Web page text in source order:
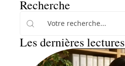
Recherche
Les dernières lectures